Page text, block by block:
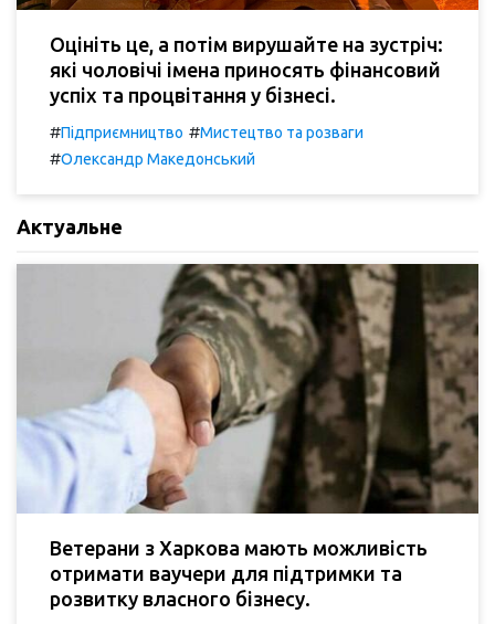
Оцініть це, а потім вирушайте на зустріч:
які чоловічі імена приносять фінансовий
успіх та процвітання у бізнесі.
#Підприємництво #Мистецтво та розваги
#Олександр Македонський
Актуальне
Ветерани з Харкова мають можливість
отримати ваучери для підтримки та
розвитку власного бізнесу.